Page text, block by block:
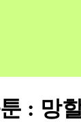
: 망